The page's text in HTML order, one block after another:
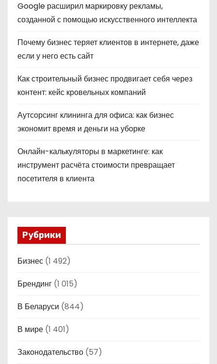
Google расширил маркировку рекламы,
созданной с помощью искусственного интеллекта
Почему бизнес теряет клиентов в интернете, даже
если у него есть сайт
Как строительный бизнес продвигает себя через
контент: кейс кровельных компаний
Аутсорсинг клининга для офиса: как бизнес
экономит время и деньги на уборке
Онлайн-калькуляторы в маркетинге: как
инструмент расчёта стоимости превращает
посетителя в клиента
Рубрики
Бизнес (1 492)
Брендинг (1 015)
В Беларуси (844)
В мире (1 401)
Законодательство (57)